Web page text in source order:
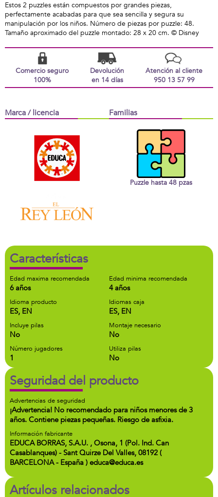
Estos 2 puzzles están compuestos por grandes piezas,
perfectamente acabadas para que sea sencilla y segura su
manipulación por los niños. Número de piezas por puzzle: 48.
Tamaño aproximado del puzzle montado: 28 x 20 cm. © Disney
Comercio seguro
100%
Devolución
en 14 días
Atención al cliente
950 13 57 99
Marca / licencia Familias
Puzzle hasta 48 pzas
Características
Edad maxima recomendada
6 años
Edad minima recomendada
4 años
Idioma producto
ES, EN
Idiomas caja
ES, EN
Incluye pilas
No
Montaje necesario
No
Número jugadores
1
Utiliza pilas
No
Seguridad del producto
Advertencias de seguridad
¡Advertencia! No recomendado para niños menores de 3
años. Contiene piezas pequeñas. Riesgo de asfixia.
Información fabricante
EDUCA BORRAS, S.A.U. , Osona, 1 (Pol. Ind. Can
Casablanques) - Sant Quirze Del Valles, 08192 (
BARCELONA - España ) educa@educa.es
Artículos relacionados